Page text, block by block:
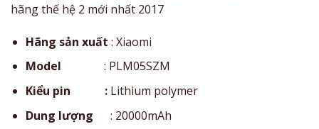
hãng thế hệ 2 mới nhất 2017
Hãng sản xuất : Xiaomi
Model : PLM05SZM
Kiểu pin :Lithium polymer
Dung lượng : 20000mAh